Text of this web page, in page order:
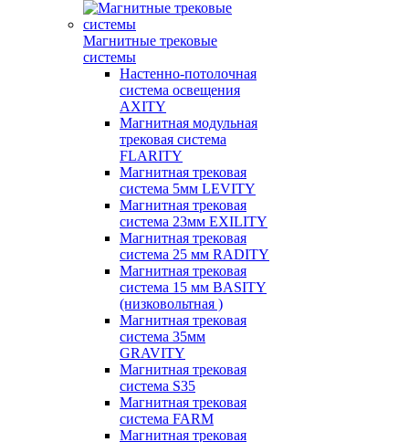
Магнитные трековые
системы
Настенно-потолочная
система освещения
AXITY
Магнитная модульная
трековая система
FLARITY
Магнитная трековая
система 5мм LEVITY
Магнитная трековая
система 23мм EXILITY
Магнитная трековая
система 25 мм RADITY
Магнитная трековая
система 15 мм BASITY
(низковольтная )
Магнитная трековая
система 35мм
GRAVITY
Магнитная трековая
система S35
Магнитная трековая
система FARM
Магнитная трековая